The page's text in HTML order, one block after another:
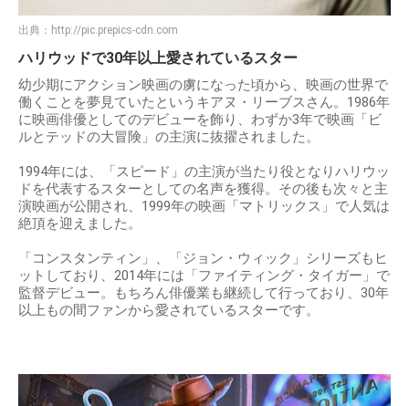
出典： http://pic.prepics-cdn.com
ハリウッドで30年以上愛されているスター
幼少期にアクション映画の虜になった頃から、映画の世界で
働くことを夢見ていたというキアヌ・リーブスさん。1986年
に映画俳優としてのデビューを飾り、わずか3年で映画「ビ
ルとテッドの大冒険」の主演に抜擢されました。
1994年には、「スピード」の主演が当たり役となりハリウッ
ドを代表するスターとしての名声を獲得。その後も次々と主
演映画が公開され、1999年の映画「マトリックス」で人気は
絶頂を迎えました。
「コンスタンティン」、「ジョン・ウィック」シリーズもヒ
ットしており、2014年には「ファイティング・タイガー」で
監督デビュー。もちろん俳優業も継続して行っており、30年
以上もの間ファンから愛されているスターです。